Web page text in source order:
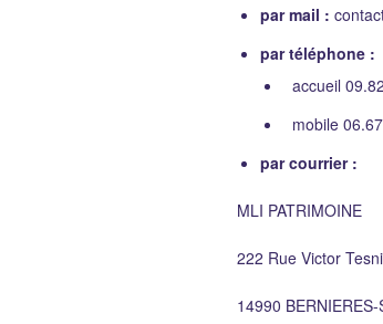
par mail :
par téléphone :
accueil
mobile
par courrier :
MLI PATRIMOINE
222 Rue Victor
14990